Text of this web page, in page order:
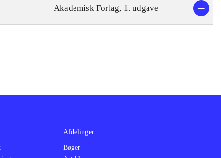
Akademisk Forlag, 1. udgave
Afdelinger
Bøger